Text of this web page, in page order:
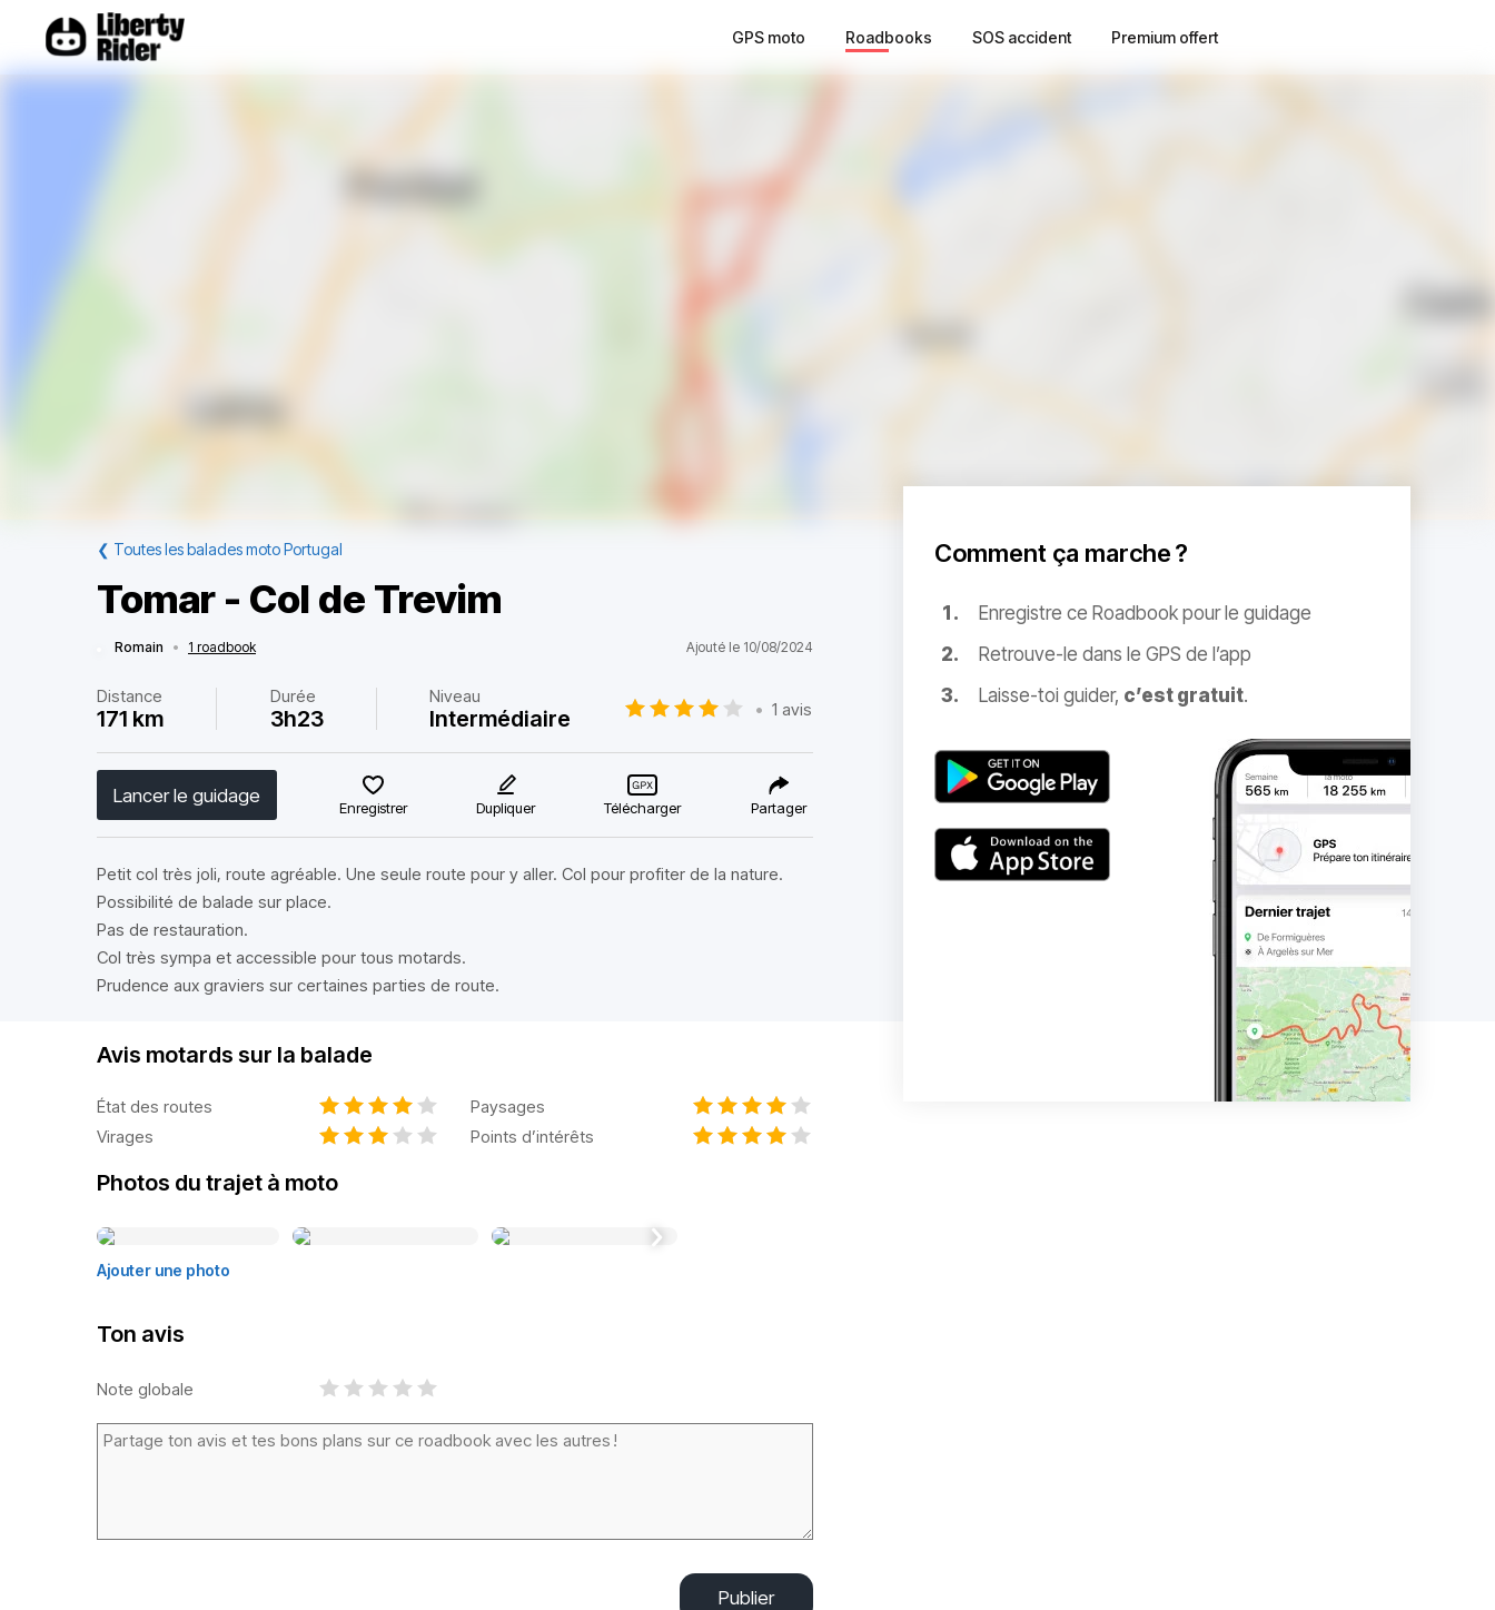
GPS moto Roadbooks SOS accident Premium offert
❮ Toutes les balades moto Portugal
Tomar - Col de Trevim
Romain • 1 roadbook Ajouté le 10/08/2024
Distance
171 km
Durée
3h23
Niveau
Intermédiaire • 1 avis
Lancer le guidage
Enregistrer Dupliquer Télécharger Partager
Petit col très joli, route agréable. Une seule route pour y aller. Col pour profiter de la nature.
Possibilité de balade sur place.
Pas de restauration.
Col très sympa et accessible pour tous motards.
Prudence aux graviers sur certaines parties de route.
Comment ça marche ?
Enregistre ce Roadbook pour le guidage
Retrouve-le dans le GPS de l’app
Laisse-toi guider, c’est gratuit.
Avis motards sur la balade
État des routes
Paysages
Virages
Points d’intérêts
Photos du trajet à moto
Ajouter une photo
Ton avis
Note globale
Publier